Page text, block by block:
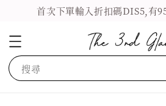
首次下單輸入折扣碼DIS5,有
搜尋